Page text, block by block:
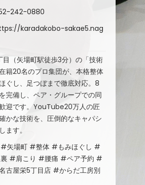
242-0880
karadakobo-sakae5.nag
目（矢場町駅徒歩3分）の「技術
籍20名のプロ集団が、本格整体
ぐし、足つぼまで徹底対応。8
完備し、ペア・グループでの同
迎です。YouTube20万人の匠
かな技術を、圧倒的なキャパシ
ます。
矢場町 #整体 #もみほぐし #
#肩こり #腰痛 #ペア予約 #
古屋栄5丁目店 #からだ工房別